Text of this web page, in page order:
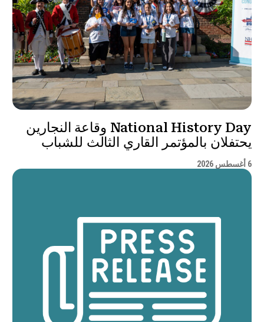
National History Day وقاعة النجارين
يحتفلان بالمؤتمر القاري الثالث للشباب
6 أغسطس 2026